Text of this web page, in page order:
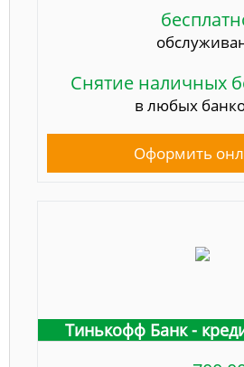
Снятие наличных
в любых
Оформить
Тинькофф Банк -